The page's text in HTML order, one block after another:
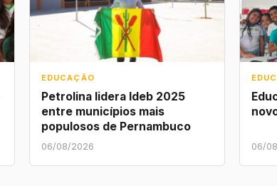
EDUCAÇÃO
Petrolina lidera Ideb 2025
entre municípios mais
populosos de Pernambuco
06/08/2026 06/